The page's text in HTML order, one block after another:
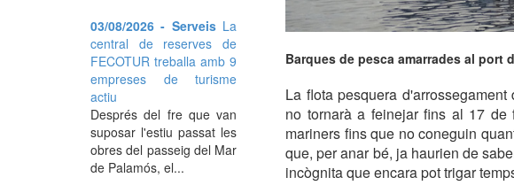
Barques de pesca amarrades al port
La flota pesquera
no tornarà a feinejar fins al 17 de
mariners fins que no coneguin
que, per anar bé, ja haurien de
incògnita que encara pot trigar
03/08/2026 - Serveis La
central de reserves de
FECOTUR treballa amb 9
empreses de turisme
actiu
Després del fre que van
suposar l'estiu passat les
obres del passeig del Mar
de Palamós, el...